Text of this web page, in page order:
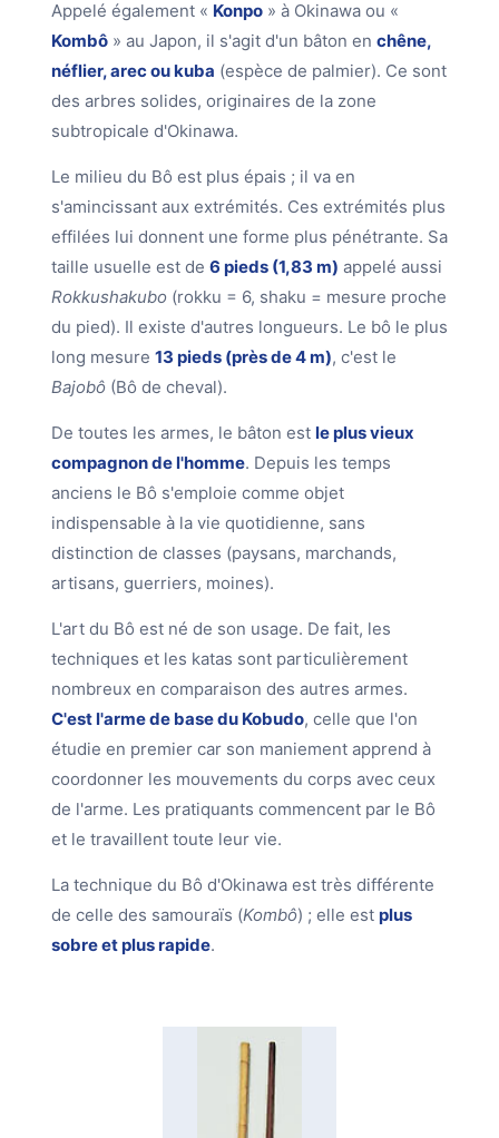
Appelé également « Konpo » à Okinawa ou «
Kombô » au Japon, il s'agit d'un bâton en chêne,
néflier, arec ou kuba (espèce de palmier). Ce sont
des arbres solides, originaires de la zone
subtropicale d'Okinawa.
Le milieu du Bô est plus épais ; il va en
s'amincissant aux extrémités. Ces extrémités plus
effilées lui donnent une forme plus pénétrante. Sa
taille usuelle est de 6 pieds (1,83 m) appelé aussi
Rokkushakubo (rokku = 6, shaku = mesure proche
du pied). Il existe d'autres longueurs. Le bô le plus
long mesure 13 pieds (près de 4 m), c'est le
Bajobô (Bô de cheval).
De toutes les armes, le bâton est le plus vieux
compagnon de l'homme. Depuis les temps
anciens le Bô s'emploie comme objet
indispensable à la vie quotidienne, sans
distinction de classes (paysans, marchands,
artisans, guerriers, moines).
L'art du Bô est né de son usage. De fait, les
techniques et les katas sont particulièrement
nombreux en comparaison des autres armes.
C'est l'arme de base du Kobudo, celle que l'on
étudie en premier car son maniement apprend à
coordonner les mouvements du corps avec ceux
de l'arme. Les pratiquants commencent par le Bô
et le travaillent toute leur vie.
La technique du Bô d'Okinawa est très différente
de celle des samouraïs (Kombô) ; elle est plus
sobre et plus rapide.